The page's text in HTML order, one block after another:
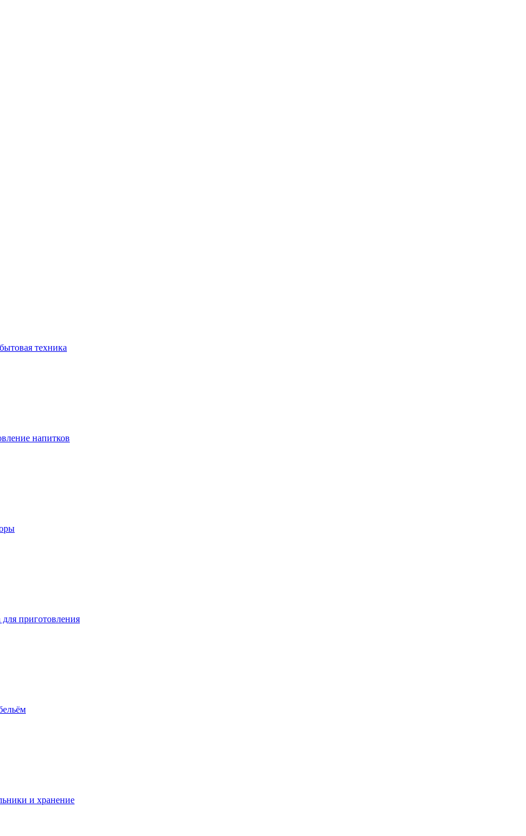
техника
напитков
для приготовления
и хранение